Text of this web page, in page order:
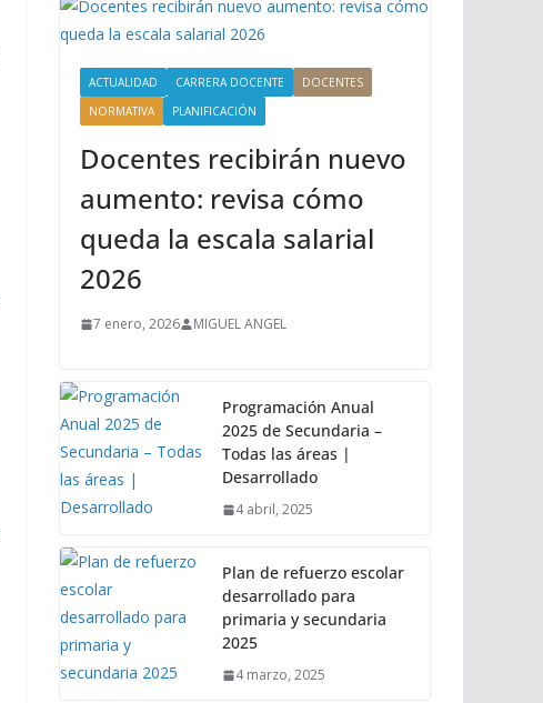
ACTUALIDAD CARRERA DOCENTE
DOCENTES
NORMATIVA
PLANIFICACIÓN
Docentes recibirán nuevo
aumento: revisa cómo
queda la escala salarial
2026
7 enero, 2026 MIGUEL ANGEL
Programación Anual
2025 de Secundaria –
Todas las áreas |
Desarrollado
4 abril, 2025
Plan de refuerzo escolar
desarrollado para
primaria y secundaria
2025
4 marzo, 2025